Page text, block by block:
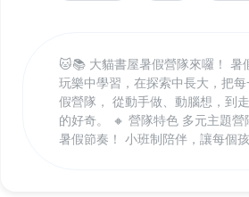
🐱📚 大貓書屋暑假營隊來囉！ 暑
玩樂中學習，在探索中長大，把
假營隊， 從動手做、動腦想，到
的好奇。 🔸 營隊特色 多元主題
暑假節奏！ 小班制陪伴，讓每個